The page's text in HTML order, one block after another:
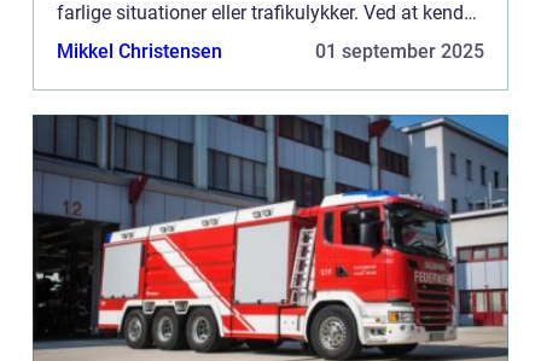
farlige situationer eller trafikulykker. Ved at kende
de mest almindelige ...
Mikkel Christensen 01 september 2025